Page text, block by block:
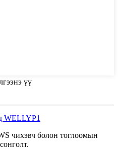
үү
чихэвч болон тоглоомын